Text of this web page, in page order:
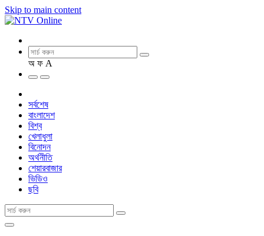
Skip to main content
অ ফ A
সর্বশেষ
বাংলাদেশ
বিশ্ব
খেলাধুলা
বিনোদন
অর্থনীতি
শেয়ারবাজার
ভিডিও
ছবি